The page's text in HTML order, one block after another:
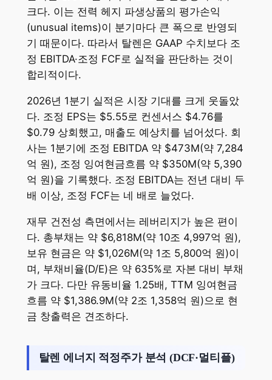
크다. 이는 전력 헤지 파생상품의 평가손익
(unusual items)이 분기마다 큰 폭으로 반영되
기 때문이다. 따라서 탈렌은 GAAP 수치보다 조
정 EBITDA·조정 FCF로 실적을 판단하는 것이
합리적이다.
2026년 1분기 실적은 시장 기대를 크게 웃돌았
다. 조정 EPS는 $5.55로 컨센서스 $4.76를
$0.79 상회했고, 매출도 예상치를 넘어섰다. 회
사는 1분기에 조정 EBITDA 약 $473M(약 7,284
억 원), 조정 잉여현금흐름 약 $350M(약 5,390
억 원)을 기록했다. 조정 EBITDA는 전년 대비 두
배 이상, 조정 FCF는 네 배로 늘었다.
재무 건전성 측면에서는 레버리지가 높은 편이
다. 총부채는 약 $6,818M(약 10조 4,997억 원),
보유 현금은 약 $1,026M(약 1조 5,800억 원)이
며, 부채비율(D/E)은 약 635%로 자본 대비 부채
가 크다. 다만 유동비율 1.25배, TTM 잉여현금
흐름 약 $1,386.9M(약 2조 1,358억 원)으로 현
금 창출력은 견조하다.
탈렌 에너지 적정주가 분석 (DCF·멀티플)